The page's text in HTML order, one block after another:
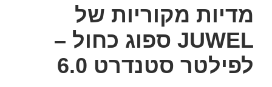
מדיות מקוריות של
JUWEL ספוג כחול –
לפילטר סטנדרט 6.0